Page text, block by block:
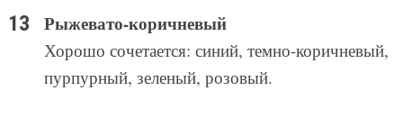
Рыжевато-коричневый
Хорошо сочетается: синий, темно-коричневый,
пурпурный, зеленый, розовый.